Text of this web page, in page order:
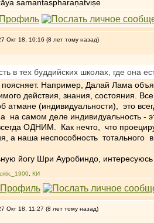
samantaspharaṇatviṣe
Окт 18, 10:16 (8 лет тому назад)
в тех буддийских школах, где она
Например, Далай Лама
действия, знания, состояния.
атмане (индивидуальности), это
на самом деле индивидуальность -
ОДНИМ. Как нечто, что
а наша неспособность
йогу Шри Ауробиндо,
КИ
Окт 18, 11:27 (8 лет тому назад)